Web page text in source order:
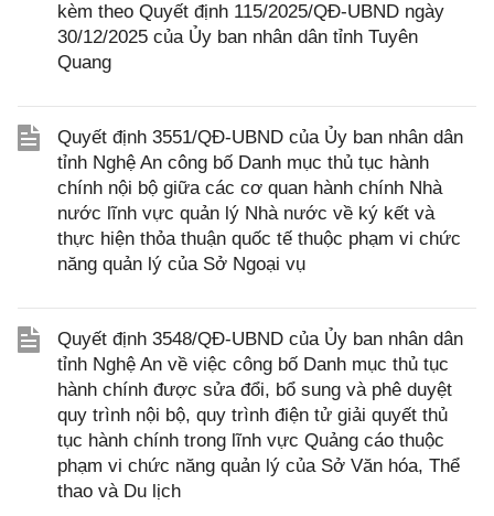
kèm theo Quyết định 115/2025/QĐ-UBND ngày
30/12/2025 của Ủy ban nhân dân tỉnh Tuyên
Quang
Quyết định 3551/QĐ-UBND của Ủy ban nhân dân
tỉnh Nghệ An công bố Danh mục thủ tục hành
chính nội bộ giữa các cơ quan hành chính Nhà
nước lĩnh vực quản lý Nhà nước về ký kết và
thực hiện thỏa thuận quốc tế thuộc phạm vi chức
năng quản lý của Sở Ngoại vụ
Quyết định 3548/QĐ-UBND của Ủy ban nhân dân
tỉnh Nghệ An về việc công bố Danh mục thủ tục
hành chính được sửa đổi, bổ sung và phê duyệt
quy trình nội bộ, quy trình điện tử giải quyết thủ
tục hành chính trong lĩnh vực Quảng cáo thuộc
phạm vi chức năng quản lý của Sở Văn hóa, Thể
thao và Du lịch